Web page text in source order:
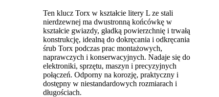
Ten klucz Torx w kształcie litery L ze stali
nierdzewnej ma dwustronną końcówkę w
kształcie gwiazdy, gładką powierzchnię i trwałą
konstrukcję, idealną do dokręcania i odkręcania
śrub Torx podczas prac montażowych,
naprawczych i konserwacyjnych. Nadaje się do
elektroniki, sprzętu, maszyn i precyzyjnych
połączeń. Odporny na korozję, praktyczny i
dostępny w niestandardowych rozmiarach i
długościach.